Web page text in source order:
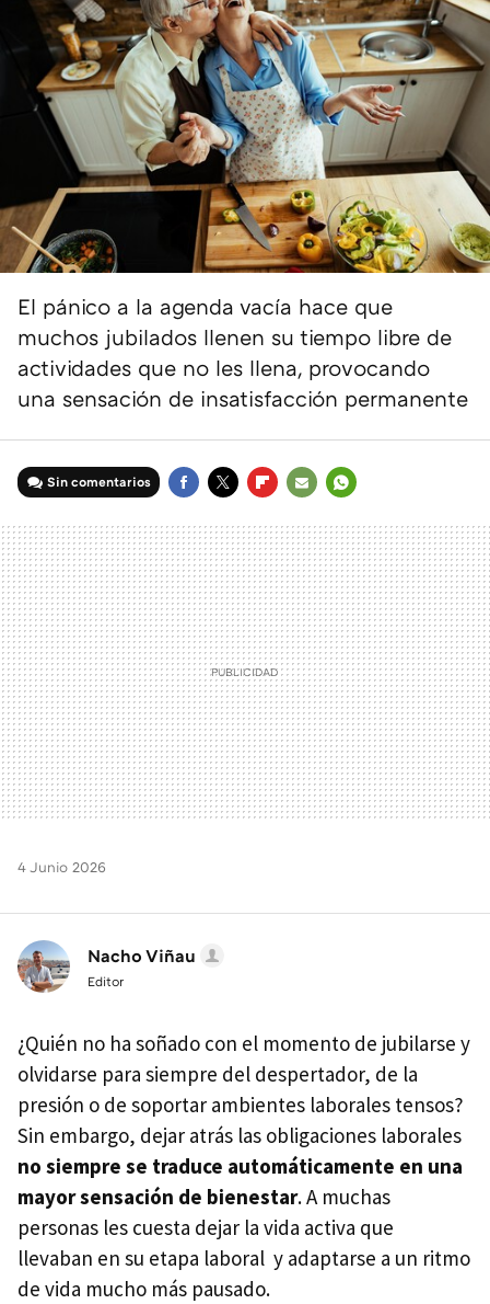
El pánico a la agenda vacía hace que
muchos jubilados llenen su tiempo libre de
actividades que no les llena, provocando
una sensación de insatisfacción permanente
Sin comentarios
MAIL
4 Junio 2026
Nacho Viñau
Editor
¿Quién no ha soñado con el momento de jubilarse y
olvidarse para siempre del despertador, de la
presión o de soportar ambientes laborales tensos?
Sin embargo, dejar atrás las obligaciones laborales
no siempre se traduce automáticamente en una
mayor sensación de bienestar. A muchas
personas les cuesta dejar la vida activa que
llevaban en su etapa laboral y adaptarse a un ritmo
de vida mucho más pausado.